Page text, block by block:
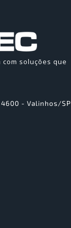
soluções que
4600 - Valinhos/SP